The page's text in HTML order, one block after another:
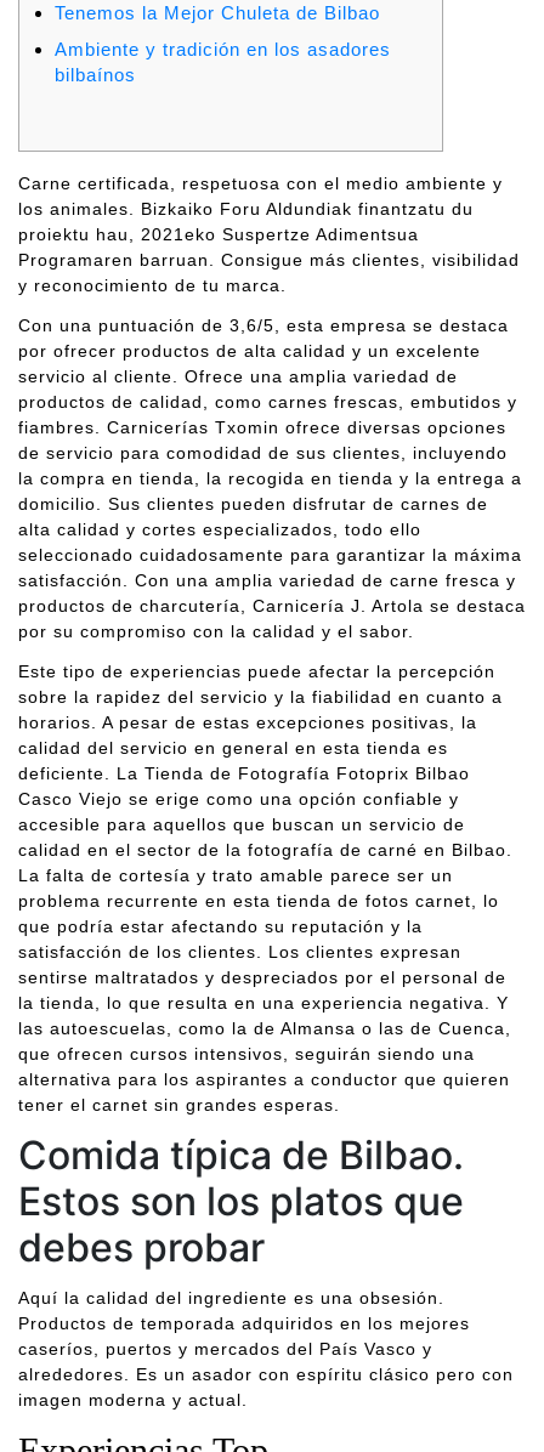
Tenemos la Mejor Chuleta de Bilbao
Ambiente y tradición en los asadores
bilbaínos
Carne certificada, respetuosa con el medio ambiente y
los animales. Bizkaiko Foru Aldundiak finantzatu du
proiektu hau, 2021eko Suspertze Adimentsua
Programaren barruan. Consigue más clientes, visibilidad
y reconocimiento de tu marca.
Con una puntuación de 3,6/5, esta empresa se destaca
por ofrecer productos de alta calidad y un excelente
servicio al cliente. Ofrece una amplia variedad de
productos de calidad, como carnes frescas, embutidos y
fiambres. Carnicerías Txomin ofrece diversas opciones
de servicio para comodidad de sus clientes, incluyendo
la compra en tienda, la recogida en tienda y la entrega a
domicilio. Sus clientes pueden disfrutar de carnes de
alta calidad y cortes especializados, todo ello
seleccionado cuidadosamente para garantizar la máxima
satisfacción. Con una amplia variedad de carne fresca y
productos de charcutería, Carnicería J. Artola se destaca
por su compromiso con la calidad y el sabor.
Este tipo de experiencias puede afectar la percepción
sobre la rapidez del servicio y la fiabilidad en cuanto a
horarios. A pesar de estas excepciones positivas, la
calidad del servicio en general en esta tienda es
deficiente. La Tienda de Fotografía Fotoprix Bilbao
Casco Viejo se erige como una opción confiable y
accesible para aquellos que buscan un servicio de
calidad en el sector de la fotografía de carné en Bilbao.
La falta de cortesía y trato amable parece ser un
problema recurrente en esta tienda de fotos carnet, lo
que podría estar afectando su reputación y la
satisfacción de los clientes. Los clientes expresan
sentirse maltratados y despreciados por el personal de
la tienda, lo que resulta en una experiencia negativa. Y
las autoescuelas, como la de Almansa o las de Cuenca,
que ofrecen cursos intensivos, seguirán siendo una
alternativa para los aspirantes a conductor que quieren
tener el carnet sin grandes esperas.
Comida típica de Bilbao.
Estos son los platos que
debes probar
Aquí la calidad del ingrediente es una obsesión.
Productos de temporada adquiridos en los mejores
caseríos, puertos y mercados del País Vasco y
alrededores. Es un asador con espíritu clásico pero con
imagen moderna y actual.